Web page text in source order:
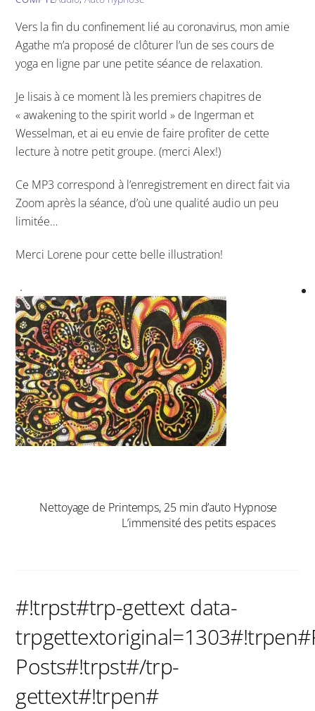
Vers la fin du confinement lié au coronavirus, mon amie
Agathe m’a proposé de clôturer l’un de ses cours de
yoga en ligne par une petite séance de relaxation.
Je lisais à ce moment là les premiers chapitres de
« awakening to the spirit world » de Ingerman et
Wesselman, et ai eu envie de faire profiter de cette
lecture à notre petit groupe. (merci Alex!)
Ce MP3 correspond à l’enregistrement en direct fait via
Zoom après la séance, d’où une qualité audio un peu
limitée…
Merci Lorene pour cette belle illustration!
Nettoyage de Printemps, 25 min d’auto Hypnose
L’immensité des petits espaces
#!trpst#trp-gettext data-
Posts#!trpst#/trp-
gettext#!trpen#